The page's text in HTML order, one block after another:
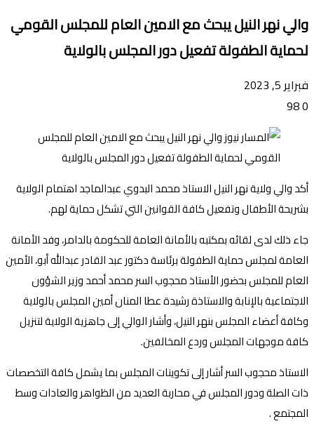
والي نهر النيل يبحث مع الامين العام للمجلس القومي
لحماية الطفولة تفعيل دور المجلس بالولاية
فبراير 5, 2023
0
أكد والي ولاية نهر النيل الاستاذ محمد البدوي عبدالماجد اهتمام الولاية
بشريحة الأطفال وتفعيل كافة القوانين التي تشكل حماية لهم.
جاء ذلك لدى لقائه بمكتبه بالأمانة العامة للحكومة بالدامر، وفد الأمانة
العامة لمجلس حماية الطفولة برئاسة دكتور عبد القادر عبدالله أبو، الأمين
العام للمجلس بحضور الأستاذ محجوب السر محمد أحمد وزير الشؤون
الاجتماعية بالإنابة والاستاذة رشيدة عطا المنان أمين المجلس بالولاية
وكافة أعضاء المجلس بنهر النيل، وأشار الوالي إلى جاهزية الولاية لتنزيل
كافة موجهات المجلس وردع المخالفين.
الاستاذ محجوب السر أشار إلى تكوينات المجلس بما يشمل كافة التخصصات
ذات الصلة ودور المجلس في محاربة العديد من الظواهر والعادات وسط
المجتمع .